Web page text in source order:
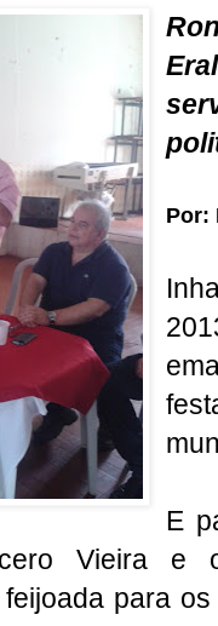
Por:
E
Vieira e
para